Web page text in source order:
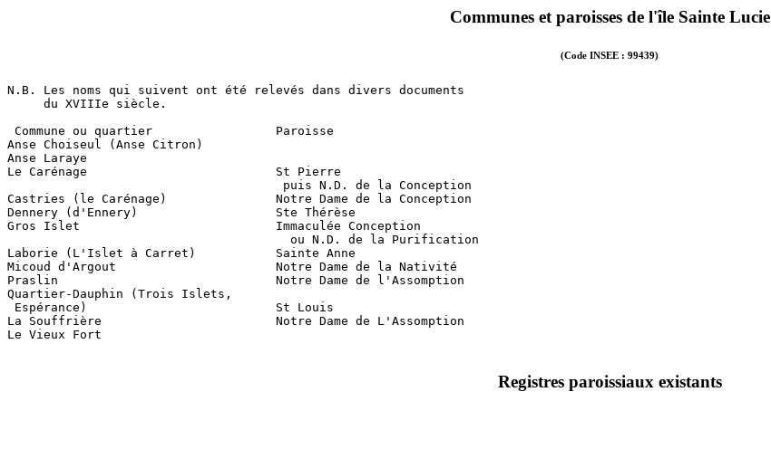
Communes et paroisses de l'île Sainte Lucie
(Code INSEE : 99439)
N.B. Les noms qui suivent ont été relevés dans divers documents
     du XVIIIe siècle.
Commune ou quartier                 Paroisse
Anse Choiseul (Anse Citron)
Anse Laraye
Le Carénage                          St Pierre
                                      puis N.D. de la Conception
Castries (le Carénage)               Notre Dame de la Conception
Dennery (d'Ennery)                   Ste Thérèse
Gros Islet                           Immaculée Conception
                                       ou N.D. de la Purification
Laborie (L'Islet à Carret)	     Sainte Anne
Micoud d'Argout                      Notre Dame de la Nativité
Praslin                              Notre Dame de l'Assomption
Quartier-Dauphin (Trois Islets,
Espérance)                          St Louis
La Souffrière                        Notre Dame de L'Assomption
Le Vieux Fort
Registres paroissiaux existants